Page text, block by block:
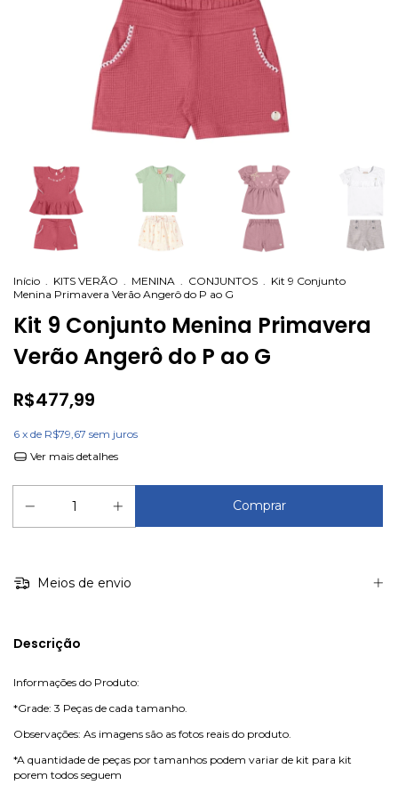
Início . KITS VERÃO . MENINA . CONJUNTOS . Kit 9 Conjunto
Menina Primavera Verão Angerô do P ao G
Kit 9 Conjunto Menina Primavera
Verão Angerô do P ao G
R$477,99
6 x de R$79,67 sem juros
Ver mais detalhes
Meios de envio
Descrição
Informações do Produto:
*Grade: 3 Peças de cada tamanho.
Observações: As imagens são as fotos reais do produto.
*A quantidade de peças por tamanhos podem variar de kit para kit
porem todos seguem